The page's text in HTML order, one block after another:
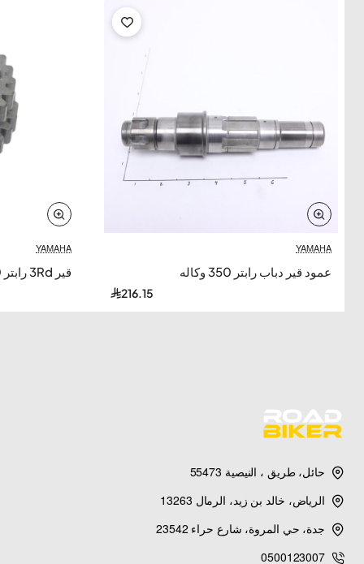
1996 BIG BEAR 4WD (YFM350FWH) - Clutch
YAMAHA
عمود قير دباب رابتر 350 وكاله
216.15
YAMAHA
قير 3Rd رابتر 350 وكاله
حائل، طريق ، النيصية 55473
الرياض، خالد بن زيد، الرمال 13263
جدة، حي المروة، شارع حراء 23542
0500123007